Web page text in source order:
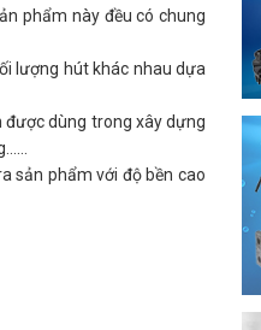
phẩm này đều có chung
lượng hút khác nhau dựa
được dùng trong xây dựng
sản phẩm với độ bền cao